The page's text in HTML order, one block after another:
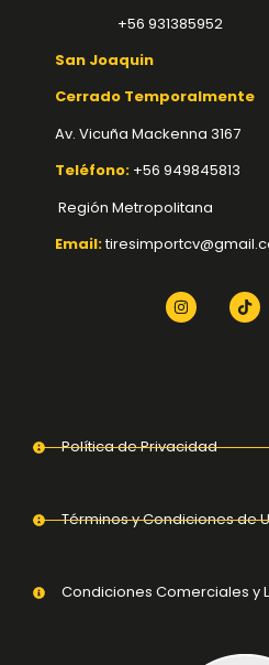
+56 931385952
San Joaquin
Cerrado Temporalmente
Av. Vicuña Mackenna 3167
Teléfono: +56 949845813
Región Metropolitana
Email:
Política de Privacidad
Términos y Condiciones de
Condiciones Comerciales y